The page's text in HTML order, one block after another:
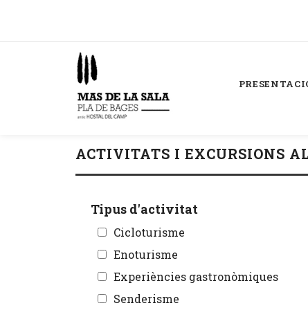
ACTIVITATS I EXCURSIONS
Tipus d'activitat
Cicloturisme
Enoturisme
Experiències gastronòmiques
Senderisme